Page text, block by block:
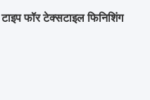
फॉर टेक्सटाइल फिनिशिंग